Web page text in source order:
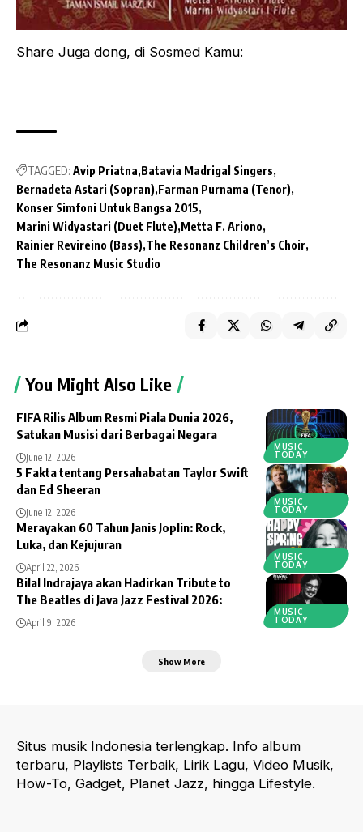
Share Juga dong, di Sosmed Kamu:
TAGGED: Avip Priatna Batavia Madrigal Singers
Bernadeta Astari (Sopran) Farman Purnama (Tenor)
Konser Simfoni Untuk Bangsa 2015
Marini Widyastari (Duet Flute) Metta F. Ariono
Rainier Revireino (Bass) The Resonanz Children’s Choir
The Resonanz Music Studio
You Might Also Like
MUSIC
TODAY
FIFA Rilis Album Resmi Piala Dunia 2026,
Satukan Musisi dari Berbagai Negara
June 12, 2026
MUSIC
TODAY
5 Fakta tentang Persahabatan Taylor Swift
dan Ed Sheeran
June 12, 2026
MUSIC
TODAY
Merayakan 60 Tahun Janis Joplin: Rock,
Luka, dan Kejujuran
April 22, 2026
MUSIC
TODAY
Bilal Indrajaya akan Hadirkan Tribute to
The Beatles di Java Jazz Festival 2026:
April 9, 2026
Show More
Situs musik Indonesia terlengkap. Info album
terbaru, Playlists Terbaik, Lirik Lagu, Video Musik,
How-To, Gadget, Planet Jazz, hingga Lifestyle.